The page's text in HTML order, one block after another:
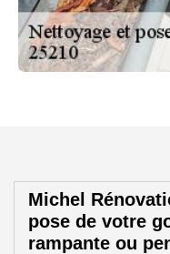
Michel
pose de votre
rampante ou